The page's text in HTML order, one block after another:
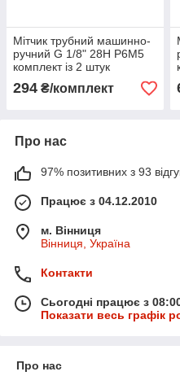
Мітчик трубний машинно-
ручний G 1/8" 28Н Р6М5
комплект із 2 штук
294 ₴/комплект
Про нас
97% позитивних з 93
Працює з 04.12.2010
м. Вінниця
Вінниця, Україна
Контакти
Сьогодні працює з
Показати весь графік
Про нас